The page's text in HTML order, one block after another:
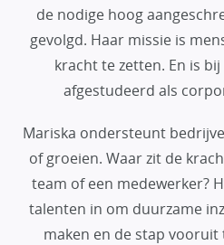
de nodige hoog
gevolgd. Haar missie is
kracht te zetten. En is
afgestudeerd als
Mariska ondersteunt
of groeien. Waar zit de
team of een medewerker?
talenten in om duurzame
maken en de stap